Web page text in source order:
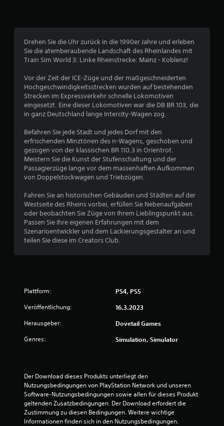
B
e
w
n
g
e
n
Drehen Sie die Uhr zurück in die 1990er Jahre und erleben
Sie die atemberaubende Landschaft des Rheinlandes mit
Train Sim World 3: Linke Rheinstrecke: Mainz - Koblenz!
Vor der Zeit der ICE-Züge und der maßgeschneiderten
Hochgeschwindigkeitsstrecken wurden auf bestehenden
Strecken im Expressverkehr schnelle Lokomotiven
eingesetzt. Eine dieser Lokomotiven war die DB BR 103, die
in ganz Deutschland lange Intercity-Wagen zog.
Befahren Sie jede Stadt und jedes Dorf mit den
erfrischenden Minztönen des n-Wagens, geschoben und
gezogen von der klassischen BR 110.3 in Orientrot.
Meistern Sie die Kunst der Stufenschaltung und der
Passagierzüge lange vor dem massenhaften Aufkommen
von Doppelstockwagen und Triebzügen.
Fahren Sie an historischen Gebäuden und Städten auf der
Westseite des Rheins vorbei, erfüllen Sie Nebenaufgaben
oder beobachten Sie Züge von Ihrem Lieblingspunkt aus.
Passen Sie Ihre eigenen Erfahrungen mit dem
Szenarioentwickler und dem Lackierungsgestalter an und
teilen Sie diese im Creators Club.
Plattform: PS4, PS5
Veröffentlichung: 16.3.2023
Herausgeber: Dovetail Games
Genres: Simulation, Simulator
Der Download dieses Produkts unterliegt den
Nutzungsbedingungen von PlayStation Network und unseren
Software-Nutzungsbedingungen sowie allen für dieses Produkt
geltenden Zusatzbedingungen. Der Download erfordert die
Zustimmung zu diesen Bedingungen. Weitere wichtige
Informationen finden sich in den Nutzungsbedingungen.